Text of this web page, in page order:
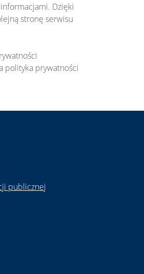
Dzięki
stronę serwisu
polityka prywatności
publicznej